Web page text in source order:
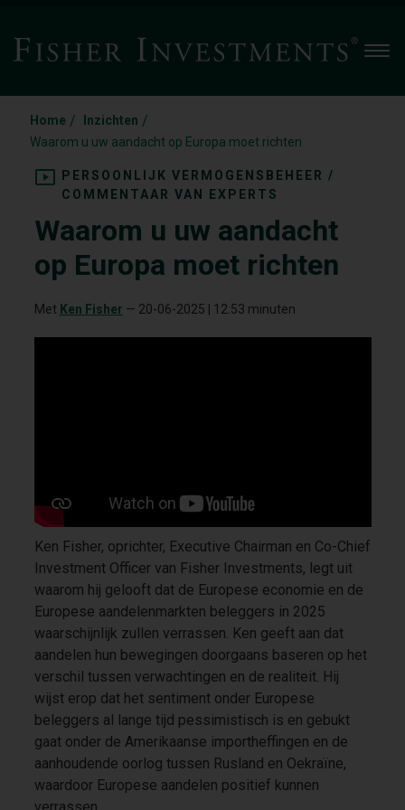
Home / Inzichten /
Waarom u uw aandacht op Europa moet richten
PERSOONLIJK VERMOGENSBEHEER /
COMMENTAAR VAN EXPERTS
Waarom u uw aandacht
op Europa moet richten
Met Ken Fisher — 20-06-2025 | 12:53 minuten
Ken Fisher, oprichter, Executive Chairman en Co-Chief
Investment Officer van Fisher Investments, legt uit
waarom hij gelooft dat de Europese economie en de
Europese aandelenmarkten beleggers in 2025
waarschijnlijk zullen verrassen. Ken geeft aan dat
aandelen hun bewegingen doorgaans baseren op het
verschil tussen verwachtingen en de realiteit. Hij
wijst erop dat het sentiment onder Europese
beleggers al lange tijd pessimistisch is en gebukt
gaat onder de Amerikaanse importheffingen en de
aanhoudende oorlog tussen Rusland en Oekraïne,
waardoor Europese aandelen positief kunnen